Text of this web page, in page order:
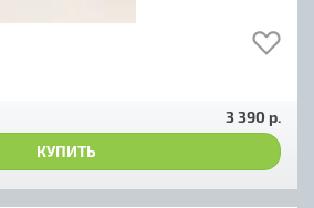
3 390 р.
КУПИТЬ